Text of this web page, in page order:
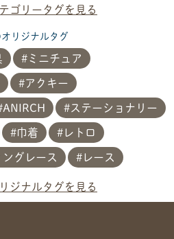
ゴリータグを見る
オリジナルタグ
ミニチュア
アクキー
ANIRCH ステーショナリー
巾着 レトロ
ングレース レース
ジナルタグを見る
方法を選択